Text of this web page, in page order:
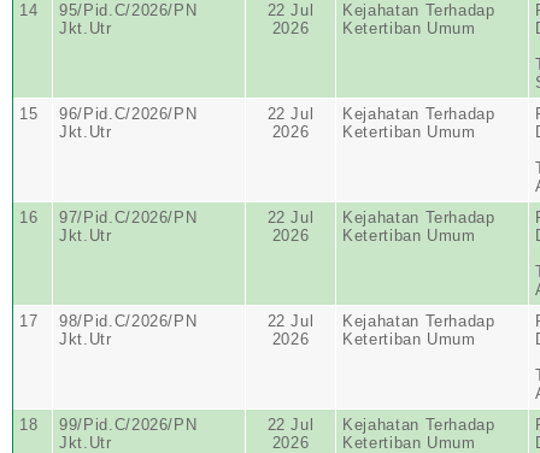
14
95/Pid.C/2026/PN
Jkt.Utr
22 Jul
2026
Kejahatan Terhadap
Ketertiban Umum
15
96/Pid.C/2026/PN
Jkt.Utr
22 Jul
2026
Kejahatan Terhadap
Ketertiban Umum
16
97/Pid.C/2026/PN
Jkt.Utr
22 Jul
2026
Kejahatan Terhadap
Ketertiban Umum
17
98/Pid.C/2026/PN
Jkt.Utr
22 Jul
2026
Kejahatan Terhadap
Ketertiban Umum
18
99/Pid.C/2026/PN
Jkt.Utr
22 Jul
2026
Kejahatan Terhadap
Ketertiban Umum